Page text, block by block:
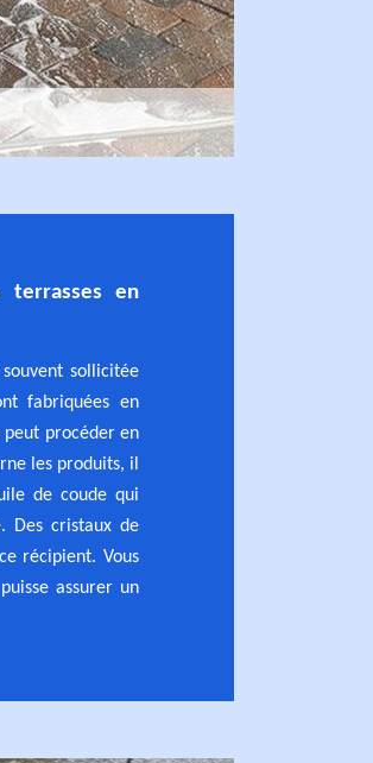
terrasses en
sollicitée
fabriquées en
procéder en
les produits, il
de coude qui
Des cristaux de
récipient. Vous
assurer un